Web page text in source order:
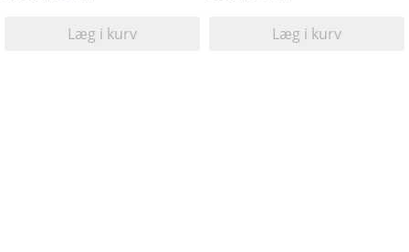
Læg i kurv Læg i kurv